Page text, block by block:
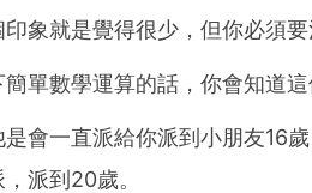
象就是覺得很少，但你必須要
單數學運算的話，你會知道這
會一直派給你派到小朋友16
派到20歲。